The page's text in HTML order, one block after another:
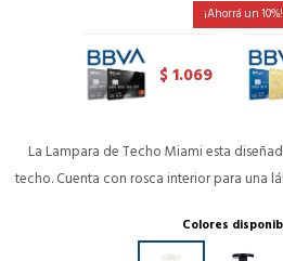
10
$1.069
La Lampara de Techo Miami esta
techo. Cuenta con rosca interior para una
Colores